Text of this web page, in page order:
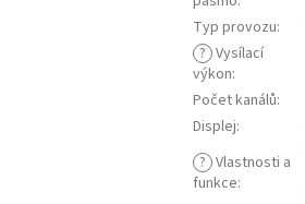
Typ provozu:
? Vysílací
výkon:
Počet kanálů:
Displej:
? Vlastnosti a
funkce: